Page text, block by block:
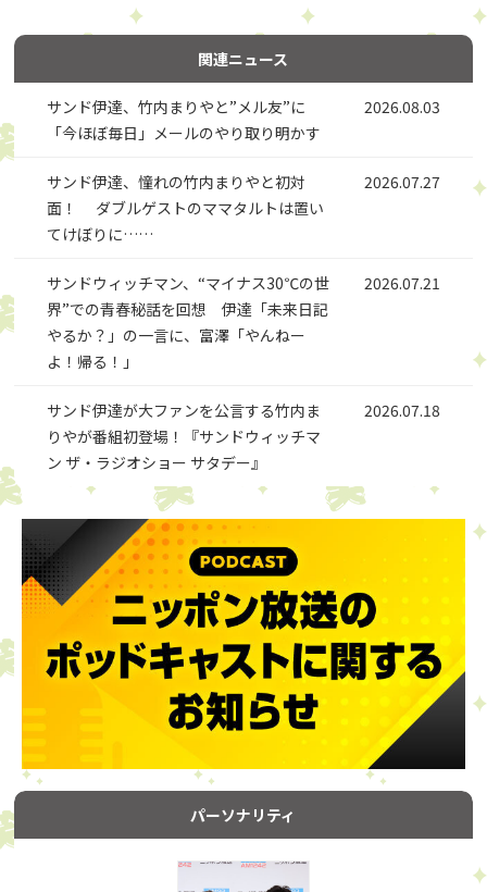
関連ニュース
サンド伊達、竹内まりやと”メル友”に
「今ほぼ毎日」メールのやり取り明かす
2026.08.03
サンド伊達、憧れの竹内まりやと初対
面！ ダブルゲストのママタルトは置い
てけぼりに……
2026.07.27
サンドウィッチマン、“マイナス30℃の世
界”での青春秘話を回想 伊達「未来日記
やるか？」の一言に、富澤「やんねー
よ！帰る！」
2026.07.21
サンド伊達が大ファンを公言する竹内ま
りやが番組初登場！『サンドウィッチマ
ン ザ・ラジオショー サタデー』
2026.07.18
パーソナリティ